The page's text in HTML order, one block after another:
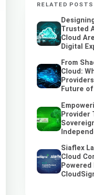
RELATED POSTS
Trusted
Cloud
Digital
From
Cloud:
Future
Provider
Siaflex
Cloud
Powered